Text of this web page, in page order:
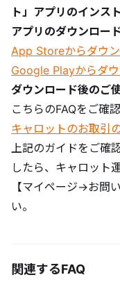
ト」アプリのインス
アプリのダウンロー
App Storeからダウ
Google Playからダ
ダウンロード後のご
こちらのFAQをご確
キャロットのお取
上記のガイドをご確
したら、キャロット
【マイページ→お問
い。
関連するFAQ